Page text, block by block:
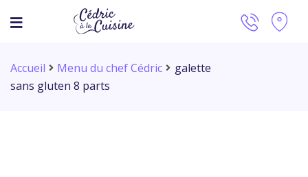
Accueil Menu du chef Cédric
galette
sans gluten 8 parts